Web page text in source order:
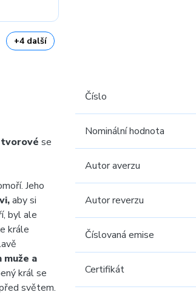
+4 další
tvorové se
Jeho
aby si
byl ale
krále
a
král se
světem.
Číslo
Nominální hodnota
Autor averzu
Autor reverzu
Číslovaná emise
Certifikát